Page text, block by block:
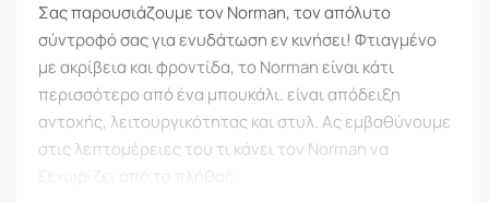
Σας παρουσιάζουμε τον Norman, τον απόλυτο
σύντροφό σας για ενυδάτωση εν κινήσει! Φτιαγμένο
με ακρίβεια και φροντίδα, το Norman είναι κάτι
περισσότερο από ένα μπουκάλι. είναι απόδειξη
αντοχής, λειτουργικότητας και στυλ. Ας εμβαθύνουμε
στις λεπτομέρειες του τι κάνει τον Norman να